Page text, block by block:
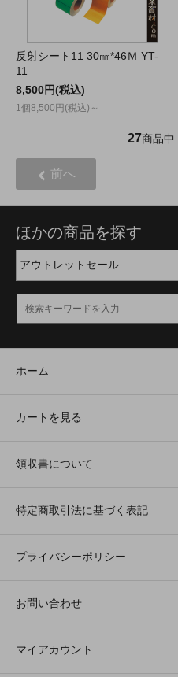
反射シート11 30㎜*46Ｍ YT-
11
8,500円(税込)
1個8,500円(税込)～
27商品中
前へ
ほかの商品を探す
ホーム
カートを見る
領収書について
特定商取引法に基づく表記
プライバシーポリシー
お問い合わせ
マイアカウント